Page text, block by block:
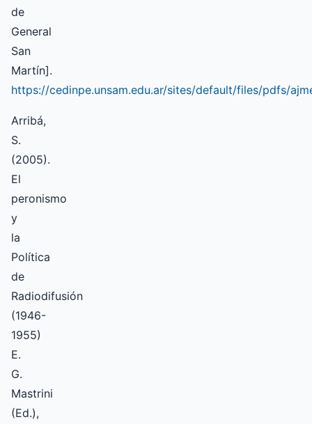
de
General
San
Martín].
https://cedinpe.unsam.edu.ar/sites/default/files/pdfs/
Arribá,
S.
(2005).
El
peronismo
y
la
Política
de
Radiodifusión
(1946-
1955)
E.
G.
Mastrini
(Ed.),